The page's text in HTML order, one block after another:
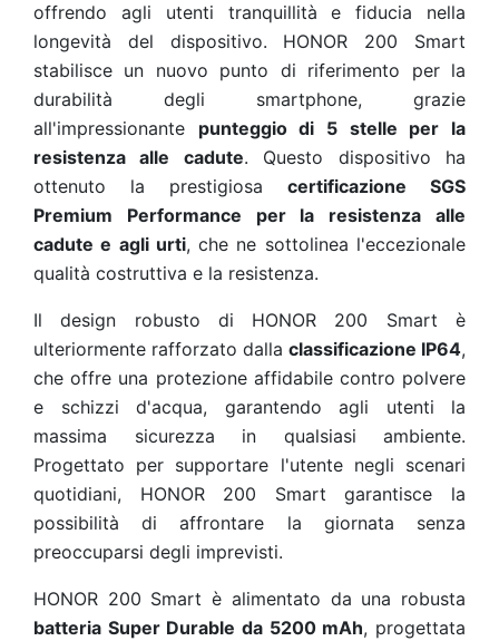
offrendo agli utenti tranquillità e fiducia nella
longevità del dispositivo. HONOR 200 Smart
stabilisce un nuovo punto di riferimento per la
durabilità degli smartphone, grazie
all'impressionante punteggio di 5 stelle per la
resistenza alle cadute. Questo dispositivo ha
ottenuto la prestigiosa certificazione SGS
Premium Performance per la resistenza alle
cadute e agli urti, che ne sottolinea l'eccezionale
qualità costruttiva e la resistenza.
Il design robusto di HONOR 200 Smart è
ulteriormente rafforzato dalla classificazione IP64,
che offre una protezione affidabile contro polvere
e schizzi d'acqua, garantendo agli utenti la
massima sicurezza in qualsiasi ambiente.
Progettato per supportare l'utente negli scenari
quotidiani, HONOR 200 Smart garantisce la
possibilità di affrontare la giornata senza
preoccuparsi degli imprevisti.
HONOR 200 Smart è alimentato da una robusta
batteria Super Durable da 5200 mAh, progettata